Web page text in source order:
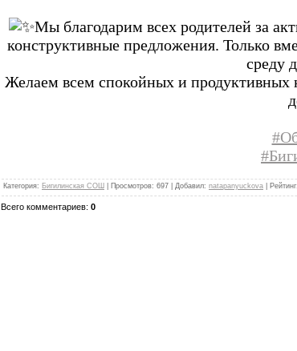
Мы благодарим всех родителей за
конструктивные предложения. Только
среду
Желаем всем спокойных и продуктивных
Категория: Бигилинская СОШ Просмотров: 697 Добавил: natapanyuckova Рейтинг:
Всего комментариев: 0